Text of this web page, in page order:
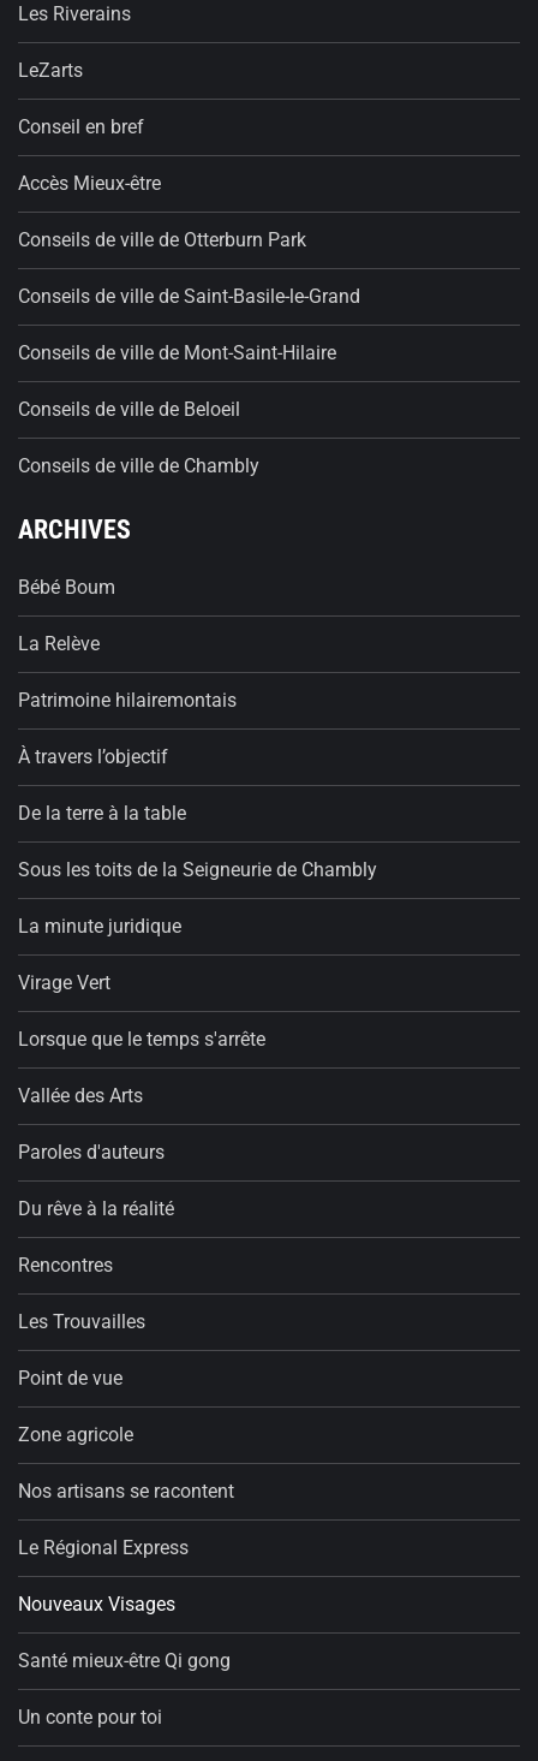
Les Riverains
LeZarts
Conseil en bref
Accès Mieux-être
Conseils de ville de Otterburn Park
Conseils de ville de Saint-Basile-le-Grand
Conseils de ville de Mont-Saint-Hilaire
Conseils de ville de Beloeil
Conseils de ville de Chambly
ARCHIVES
Bébé Boum
La Relève
Patrimoine hilairemontais
À travers l’objectif
De la terre à la table
Sous les toits de la Seigneurie de Chambly
La minute juridique
Virage Vert
Lorsque que le temps s'arrête
Vallée des Arts
Paroles d'auteurs
Du rêve à la réalité
Rencontres
Les Trouvailles
Point de vue
Zone agricole
Nos artisans se racontent
Le Régional Express
Nouveaux Visages
Santé mieux-être Qi gong
Un conte pour toi